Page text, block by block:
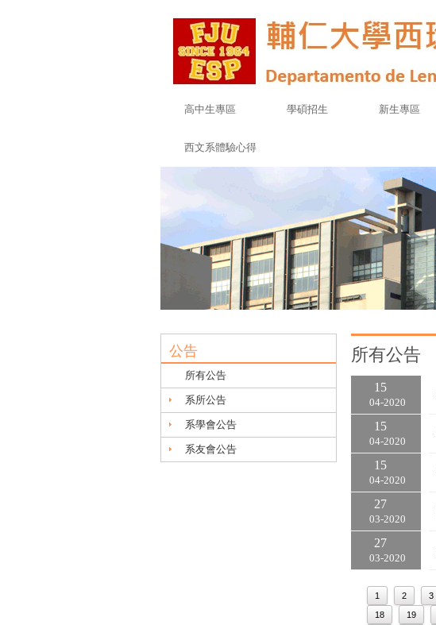
高中生專區 學碩招生 新生專區
西文系體驗心得
公告
所有公告
系所公告
系學會公告
系友會公告
所有公告
04 2020
15
04 2020
15
04 2020
15
03 2020
27
03 2020
27
1 2 3
18
19